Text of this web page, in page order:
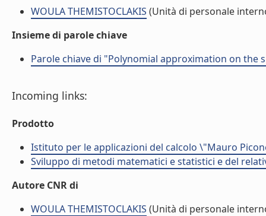
WOULA THEMISTOCLAKIS (Unità di personale
Insieme di parole chiave
Parole chiave di "Polynomial approximation on the
Incoming links:
Prodotto
Istituto per le applicazioni del calcolo \"Mauro
Sviluppo di metodi matematici e statistici e del
Autore CNR di
WOULA THEMISTOCLAKIS (Unità di personale